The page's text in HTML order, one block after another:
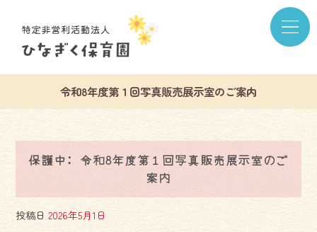
令和8年度第１回写真販売展示室のご案内
保護中: 令和8年度第１回写真販売展示室のご
案内
投稿日 2026年5月1日